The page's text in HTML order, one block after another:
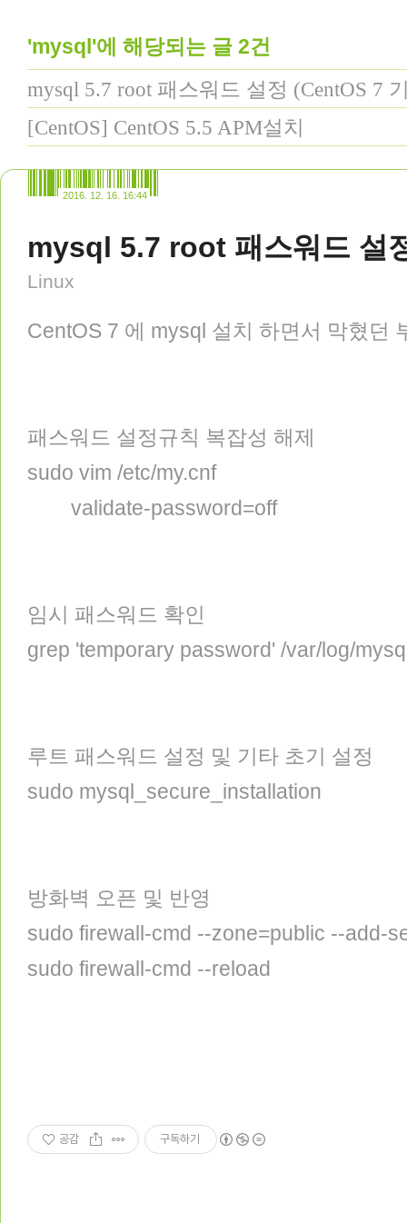
'mysql'에 해당되는 글 2건
mysql 5.7 root 패스워드 설정 (CentOS 7
[CentOS] CentOS 5.5 APM설치
2016. 12. 16. 16:44
mysql 5.7 root 패스워드 설
Linux
CentOS 7 에 mysql 설치 하면서 막혔던
패스워드 설정규칙 복잡성 해제
sudo vim /etc/my.cnf
validate-password=off
임시 패스워드 확인
grep 'temporary password' /var/log/
루트 패스워드 설정 및 기타 초기 설정
sudo mysql_secure_installation
방화벽 오픈 및 반영
sudo firewall-cmd --zone=public --add-
sudo firewall-cmd --reload
공감 구독하기